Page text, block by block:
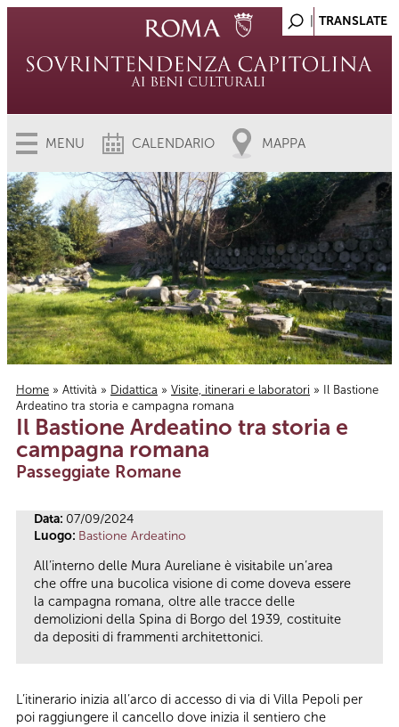
MENU CALENDARIO MAPPA
Tu sei qui
Home » Attività » Didattica » Visite, itinerari e laboratori » Il Bastione
Ardeatino tra storia e campagna romana
Il Bastione Ardeatino tra storia e
campagna romana
Passeggiate Romane
Data: 07/09/2024
Luogo: Bastione Ardeatino
All’interno delle Mura Aureliane è visitabile un’area
che offre una bucolica visione di come doveva essere
la campagna romana, oltre alle tracce delle
demolizioni della Spina di Borgo del 1939, costituite
da depositi di frammenti architettonici.
L’itinerario inizia all’arco di accesso di via di Villa Pepoli per
poi raggiungere il cancello dove inizia il sentiero che